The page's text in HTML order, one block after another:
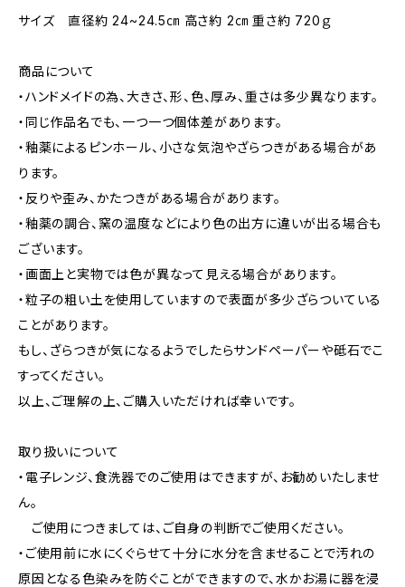
サイズ 直径約 24~24.5㎝ 高さ約 2㎝ 重さ約 720ｇ
商品について
・ハンドメイドの為、大きさ、形、色、厚み、重さは多少異なります。
・同じ作品名でも、一つ一つ個体差があります。
・釉薬によるピンホール、小さな気泡やざらつきがある場合があ
ります。
・反りや歪み、かたつきがある場合があります。
・釉薬の調合、窯の温度などにより色の出方に違いが出る場合も
ございます。
・画面上と実物では色が異なって見える場合があります。
・粒子の粗い土を使用していますので表面が多少ざらついている
ことがあります。
もし、ざらつきが気になるようでしたらサンドペーパーや砥石でこ
すってください。
以上、ご理解の上、ご購入いただければ幸いです。
取り扱いについて
・電子レンジ、食洗器でのご使用はできますが、お勧めいたしませ
ん。
ご使用につきましては、ご自身の判断でご使用ください。
・ご使用前に水にくぐらせて十分に水分を含ませることで汚れの
原因となる色染みを防ぐことができますので、水かお湯に器を浸